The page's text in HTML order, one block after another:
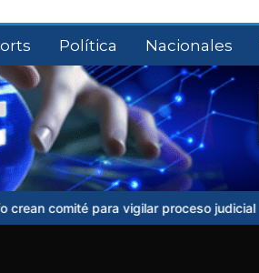
Política Nacionales
para vigilar proceso judicial